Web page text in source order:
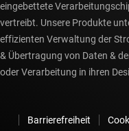
eingebettete
vertreibt. Unsere Produkte
effizienten Verwaltung der
& Übertragung von Daten &
oder Verarbeitung in ihren
Barrierefreiheit